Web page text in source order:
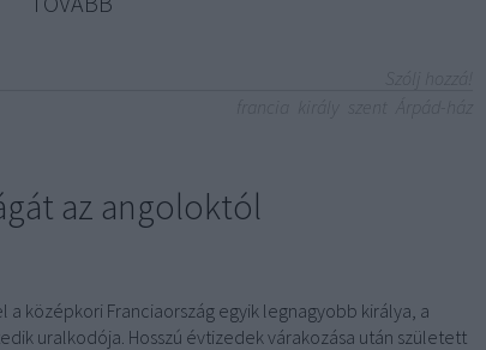
az angoloktól
a középkori Franciaország egyik legnagyobb királya, a
uralkodója. Hosszú évtizedek várakozása után született